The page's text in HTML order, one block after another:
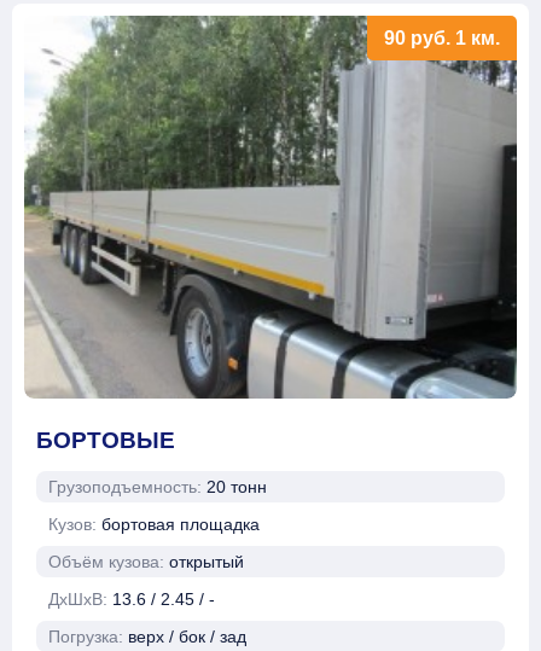
БОРТОВЫЕ
Грузоподъемность: 20 тонн
Кузов: бортовая площадка
Объём кузова: открытый
ДхШхВ: 13.6 / 2.45 / -
Погрузка: верх / бок / зад
90 руб. 1 км.